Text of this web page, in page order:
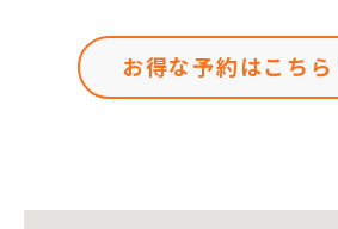
お得な予約はこちら